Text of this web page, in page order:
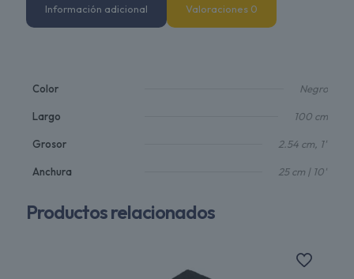
Información adicional Valoraciones 0
Color Negro
Largo 100 cm
Grosor 2.54 cm, 1"
Anchura 25 cm | 10"
Productos relacionados